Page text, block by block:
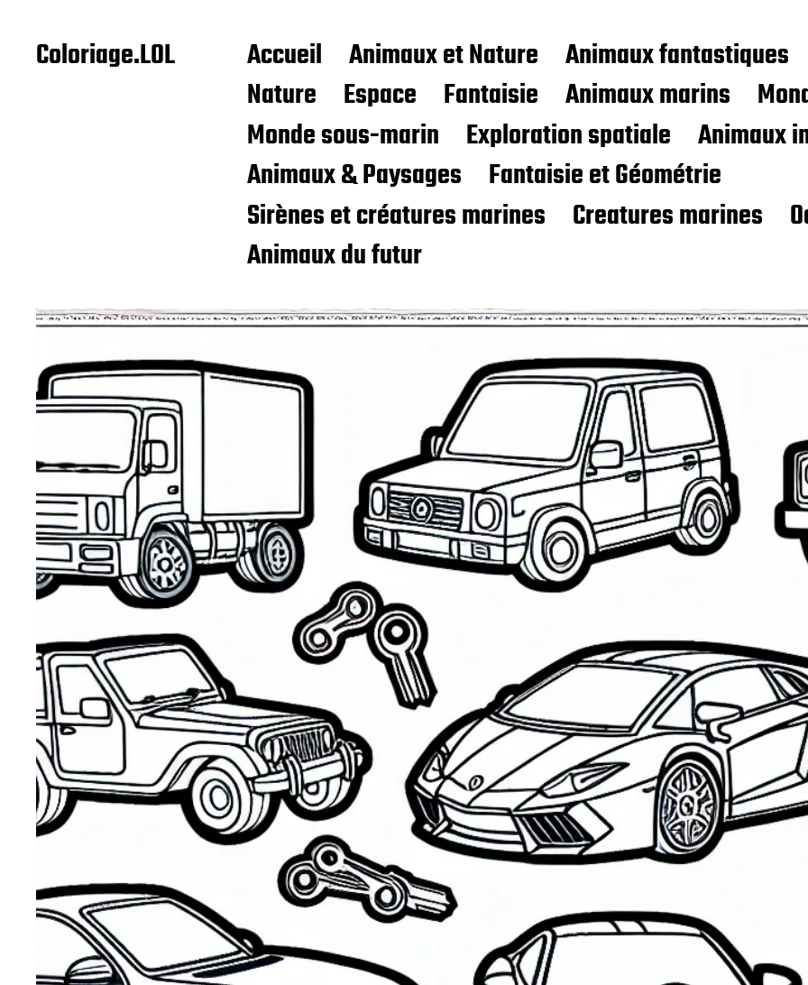
Coloriage.LOL Accueil Animaux et Nature
Animaux fantastiques
Nature
Espace Fantaisie Animaux marins
Monde sous-marin
Exploration spatiale
Animaux
Animaux & Paysages
Fantaisie et Géométrie
Sirènes et créatures marines
Creatures marines
Animaux du futur